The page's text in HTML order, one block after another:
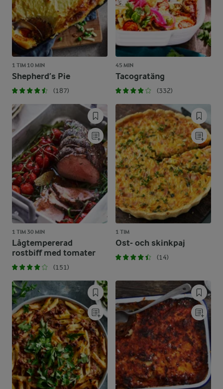
1 TIM 10 MIN
Shepherd’s Pie
(187)
45 MIN
Tacogratäng
(332)
1 TIM 30 MIN
Lågtempererad
rostbiff med tomater
(151)
1 TIM
Ost- och skinkpaj
(14)